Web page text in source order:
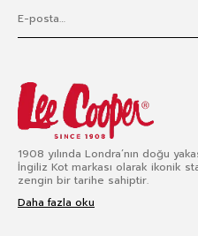
1908 yılında Londra’nın doğu
İngiliz Kot markası olarak ikonik
zengin bir tarihe sahiptir.
Daha fazla oku